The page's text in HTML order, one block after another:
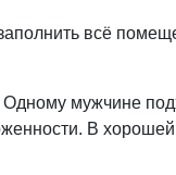
всё
мужчине
В